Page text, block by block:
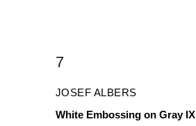
7
JOSEF ALBERS
White Embossing on Gray IX